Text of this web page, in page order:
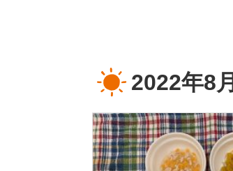
2022年8月